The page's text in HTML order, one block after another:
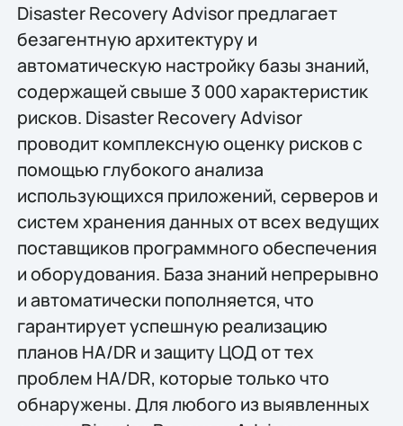
Disaster Recovery Advisor предлагает
безагентную архитектуру и
автоматическую настройку базы знаний,
содержащей свыше 3 000 характеристик
рисков. Disaster Recovery Advisor
проводит комплексную оценку рисков с
помощью глубокого анализа
использующихся приложений, серверов и
систем хранения данных от всех ведущих
поставщиков программного обеспечения
и оборудования. База знаний непрерывно
и автоматически пополняется, что
гарантирует успешную реализацию
планов HA/DR и защиту ЦОД от тех
проблем HA/DR, которые только что
обнаружены. Для любого из выявленных